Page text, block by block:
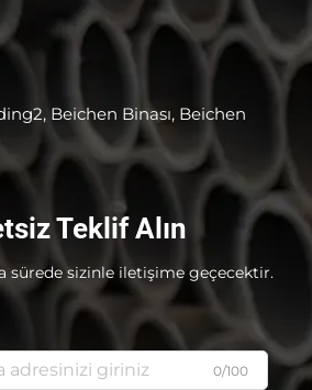
Beichen Binası, Beichen
Teklif Alın
sürede sizinle iletişime geçecektir.
0/100